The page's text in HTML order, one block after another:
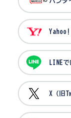
LINE
X（旧